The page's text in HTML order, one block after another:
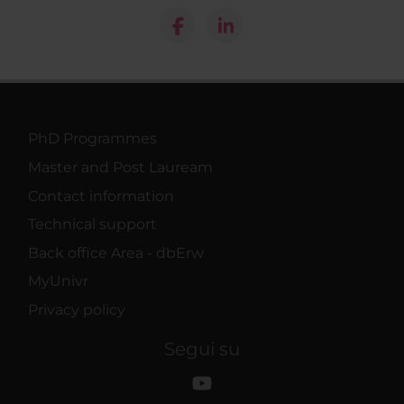
PhD Programmes
Master and Post Lauream
Contact information
Technical support
Back office Area - dbErw
MyUnivr
Privacy policy
Segui su